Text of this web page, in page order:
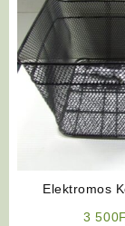
Elektromos
3 500